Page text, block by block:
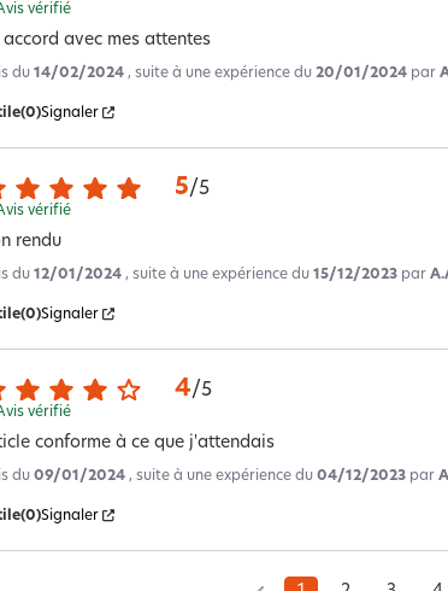
vérifié
accord avec mes attentes
du14/02/2024 , suite à une expérience du20/01/2024 par
(0)Signaler
5/5
vérifié
rendu
du12/01/2024 , suite à une expérience du15/12/2023 par
(0)Signaler
4/5
vérifié
conforme à ce que j'attendais
du09/01/2024 , suite à une expérience du04/12/2023 par
(0)Signaler